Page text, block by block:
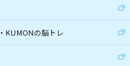
KUMONの脳トレ